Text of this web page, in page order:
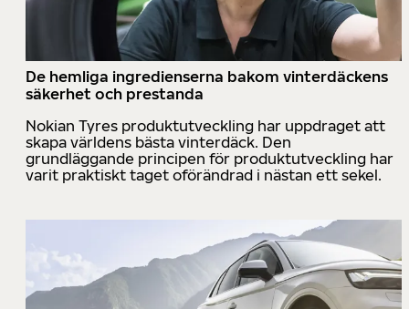
De hemliga ingredienserna bakom vinterdäckens
säkerhet och prestanda
Nokian Tyres produktutveckling har uppdraget att
skapa världens bästa vinterdäck. Den
grundläggande principen för produktutveckling har
varit praktiskt taget oförändrad i nästan ett sekel.